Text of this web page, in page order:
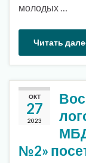
молодых …
Читать
ОКТ
27
2023
№2»